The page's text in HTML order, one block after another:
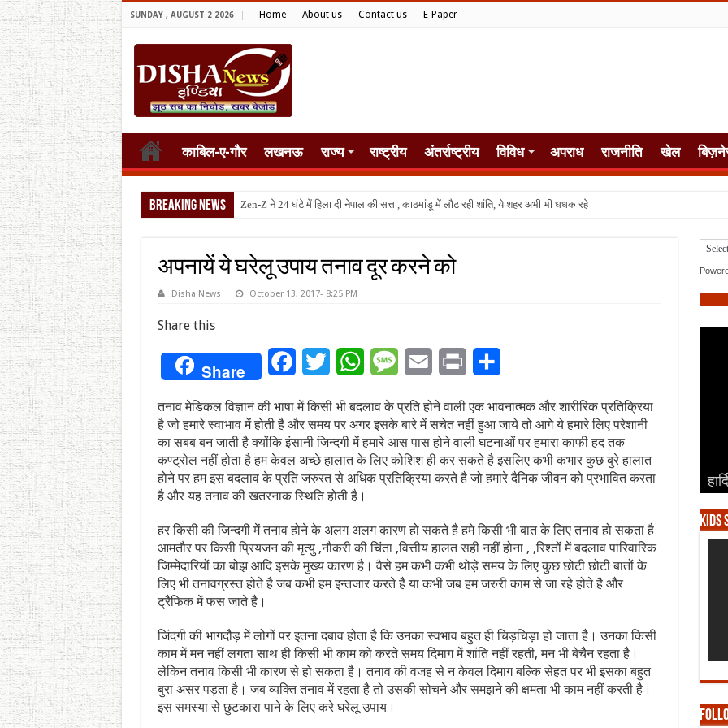
SUNDAY , AUGUST 2 2026 Home About us Contact us E-Paper
काबिल-ए-गौर लखनऊ राज्य राष्ट्रीय अंतर्राष्ट्रीय विविध अपराध राजनीति खेल
Breaking News टैरिफ वॉर पर
अपनायें ये घरेलू उपाय तनाव दूर करने को
Disha News October 13, 2017- 8:25 PM
Share this
Share FacebookTwitterWhatsAppMessageEmail Print
तनाव मेडिकल विज्ञानं की भाषा में किसी भी बदलाव के प्रति होने वाली एक भावनात्मक और शारीरिक प्रतिक्रिया
है जो हमारे स्वाभाव में होती है और समय पर अगर इसके बारे में सचेत नहीं हुआ जाये तो आगे ये हमारे लिए परेशानी
का सबब बन जाती है क्योंकि इंसानी जिन्दगी में हमारे आस पास होने वाली घटनाओं पर हमारा काफी हद तक
कण्ट्रोल नहीं होता है हम केवल अच्छे हालात के लिए कोशिश ही कर सकते है इसलिए कभी कभार कुछ बुरे हालात
होने पर हम इस बदलाव के प्रति जरुरत से अधिक प्रतिक्रिया करते है जो हमारे दैनिक जीवन को प्रभावित करता
है और यह तनाव की खतरनाक स्थिति होती है।
हर किसी की जिन्दगी में तनाव होने के अलग अलग कारण हो सकते है हमे किसी भी बात के लिए तनाव हो सकता है
आमतौर पर किसी प्रियजन की मृत्यु ,नौकरी की चिंता ,वित्तीय हालत सही नहीं होना , ,रिश्तों में बदलाव पारिवारिक
जिम्मेदारियों का बोझ आदि इसके मुख्य कारण है। वैसे हम कभी कभी थोड़े समय के लिए कुछ छोटी छोटी बातों के
लिए भी तनावग्रस्त होते है जब कभी हम इन्तजार करते है या कभी जब हम जरुरी काम से जा रहे होते है और
ट्रैफिक में फस जाते है।
जिंदगी की भागदौड़ में लोगों पर इतना दबाव होता है कि उनका स्वभाव बहुत ही चिड़चिड़ा हो जाता है। उनका किसी
काम में मन नहीं लगता साथ ही किसी भी काम को करते समय दिमाग में शांति नहीं रहती, मन भी बेचैन रहता है।
लेकिन तनाव किसी भी कारण से हो सकता है। तनाव की वजह से न केवल दिमाग बल्कि सेहत पर भी इसका बहुत
बुरा असर पड़ता है। जब व्यक्ति तनाव में रहता है तो उसकी सोचने और समझने की क्षमता भी काम नहीं करती है।
इस समस्या से छुटकारा पाने के लिए करे घरेलू उपाय।
Kids